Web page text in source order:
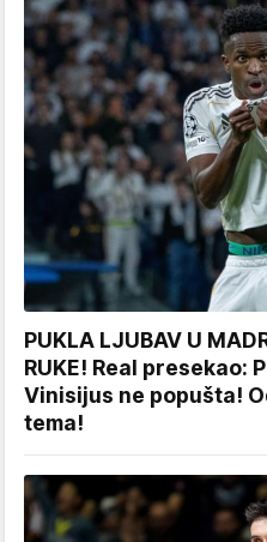
PUKLA LJUBAV U
RUKE! Real presekao:
Vinisijus ne popušta!
tema!